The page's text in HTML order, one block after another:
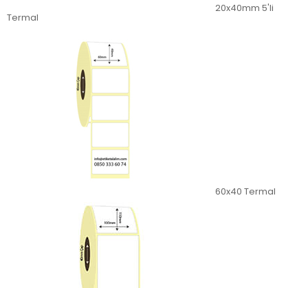
20x40mm 5'li
Termal
60x40 Termal